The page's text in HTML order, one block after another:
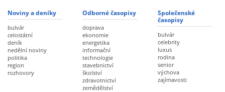
Noviny a deníky
bulvár
celostátní
deník
nedělní noviny
politika
region
rozhovory
Odborné časopisy
doprava
ekonomie
energetika
informační
technologie
stavebnictví
školství
zdravotnictví
zemědělství
Společenské
časopisy
bulvár
celebrity
luxus
rodina
senior
výchova
zajímavosti